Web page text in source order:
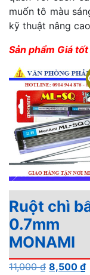
muốn tô màu
kỹ thuật nâng
Sản phẩm Giá
Ruột chì
0.7mm
MONAMI
11,000₫ Giá
8,500 ₫